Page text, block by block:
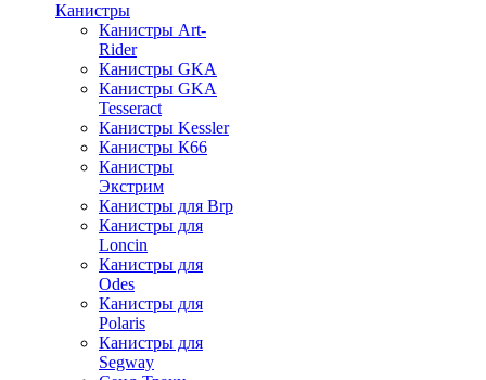
Канистры
Канистры Art-
Rider
Канистры GKA
Канистры GKA
Tesseract
Канистры Kessler
Канистры К66
Канистры
Экстрим
Канистры для Brp
Канистры для
Loncin
Канистры для
Odes
Канистры для
Polaris
Канистры для
Segway